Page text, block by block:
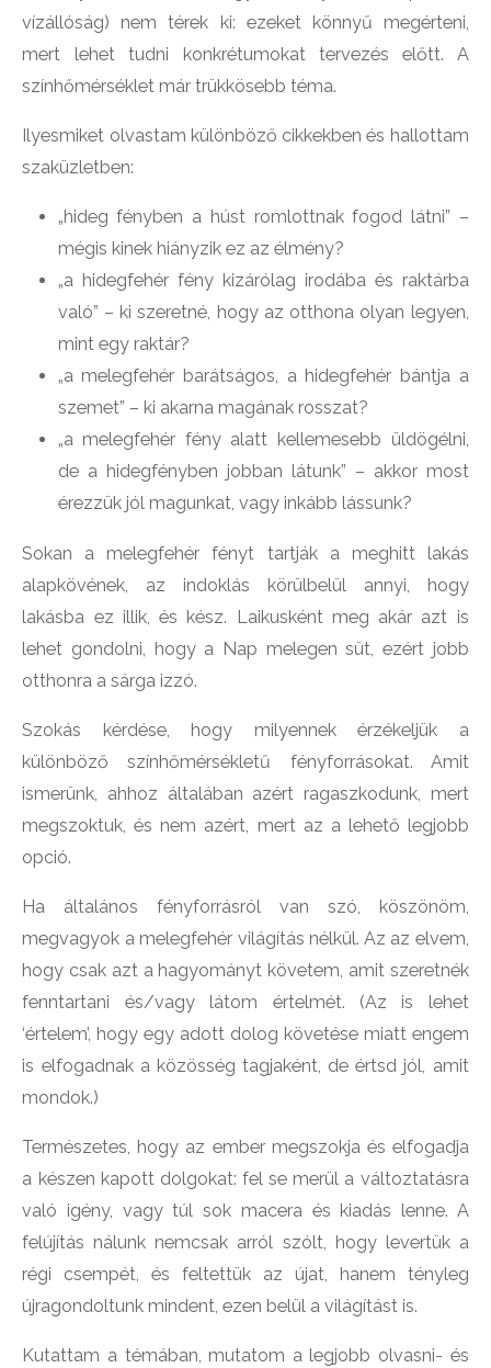
vízállóság) nem térek ki: ezeket könnyű megérteni,
mert lehet tudni konkrétumokat tervezés előtt. A
színhőmérséklet már trükkösebb téma.
Ilyesmiket olvastam különböző cikkekben és hallottam
szaküzletben:
„hideg fényben a húst romlottnak fogod látni” –
mégis kinek hiányzik ez az élmény?
„a hidegfehér fény kizárólag irodába és raktárba
való” – ki szeretné, hogy az otthona olyan legyen,
mint egy raktár?
„a melegfehér barátságos, a hidegfehér bántja a
szemet” – ki akarna magának rosszat?
„a melegfehér fény alatt kellemesebb üldögélni,
de a hidegfényben jobban látunk” – akkor most
érezzük jól magunkat, vagy inkább lássunk?
Sokan a melegfehér fényt tartják a meghitt lakás
alapkövének, az indoklás körülbelül annyi, hogy
lakásba ez illik, és kész. Laikusként meg akár azt is
lehet gondolni, hogy a Nap melegen süt, ezért jobb
otthonra a sárga izzó.
Szokás kérdése, hogy milyennek érzékeljük a
különböző színhőmérsékletű fényforrásokat. Amit
ismerünk, ahhoz általában azért ragaszkodunk, mert
megszoktuk, és nem azért, mert az a lehető legjobb
opció.
Ha általános fényforrásról van szó, köszönöm,
megvagyok a melegfehér világítás nélkül. Az az elvem,
hogy csak azt a hagyományt követem, amit szeretnék
fenntartani és/vagy látom értelmét. (Az is lehet
‘értelem’, hogy egy adott dolog követése miatt engem
is elfogadnak a közösség tagjaként, de értsd jól, amit
mondok.)
Természetes, hogy az ember megszokja és elfogadja
a készen kapott dolgokat: fel se merül a változtatásra
való igény, vagy túl sok macera és kiadás lenne. A
felújítás nálunk nemcsak arról szólt, hogy levertük a
régi csempét, és feltettük az újat, hanem tényleg
újragondoltunk mindent, ezen belül a világítást is.
Kutattam a témában, mutatom a legjobb olvasni- és